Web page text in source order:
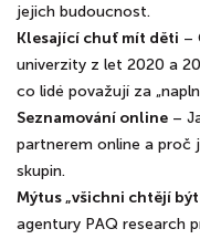
jejich budoucnost.
Klesající chuť mít děti –
univerzity z let 2020 a
co lidé považují za
Seznamování online –
partnerem online a proč
skupin.
Mýtus „všichni chtějí
agentury PAQ research